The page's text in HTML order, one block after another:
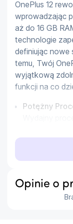
OnePlus 12
wprowadzając
aż do 16 GB
technologie
definiując nowe
temu, Twój
wyjątkową
funkcji na co
Potężny
umożliwiając
Wydajna
Opinie o